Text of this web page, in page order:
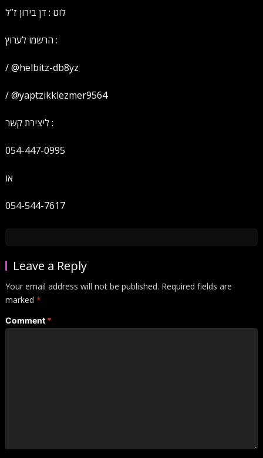
לוגו : דן בירון ז”ל
הרשמו לערוץ :
/ @helbitz-db8yz
/ @yaptzikklezmer9564
ליצירת קשר :
054-447-0995
או
054-544-7617
Leave a Reply
Your email address will not be published. Required fields are
marked *
Comment *